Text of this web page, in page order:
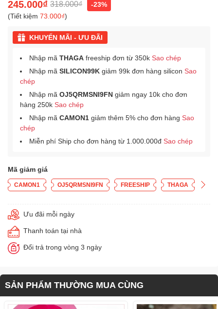
245.000₫ 318.000₫
-23%
(Tiết kiệm 73.000₫)
KHUYẾN MÃI - ƯU ĐÃI
Nhập mã THAGA freeship đơn từ 350k Sao chép
Nhập mã SILICON99K giảm 99k đơn hàng silicon Sao
chép
Nhập mã OJ5QRMSNI9FN giảm ngay 10k cho đơn
hàng 250k Sao chép
Nhập mã CAMON1 giảm thêm 5% cho đơn hàng Sao
chép
Miễn phí Ship cho đơn hàng từ 1.000.000đ Sao chép
Mã giảm giá
CAMON1 OJ5QRMSNI9FN FREESHIP THAGA
Ưu đãi mỗi ngày
Thanh toán tại nhà
Đổi trả trong vòng 3 ngày
SẢN PHẨM THƯỜNG MUA CÙNG